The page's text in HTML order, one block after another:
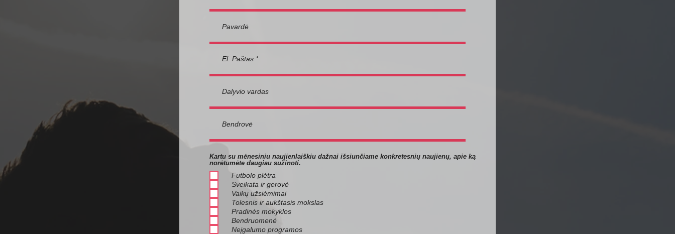
Kartu su mėnesiniu naujienlaiškiu dažnai išsiunčiame konkretesnių naujienų, apie ką
norėtumėte daugiau sužinoti.
Futbolo plėtra
Sveikata ir gerovė
Vaikų užsiėmimai
Tolesnis ir aukštasis mokslas
Pradinės mokyklos
Bendruomenė
Neįgalumo programos